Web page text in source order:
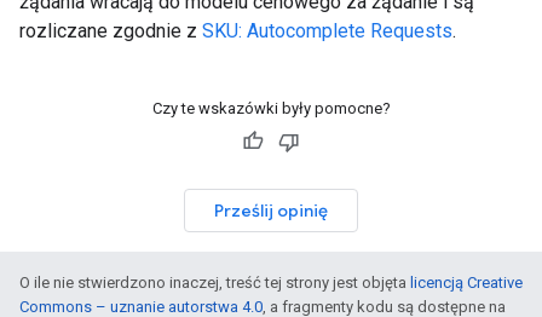
rozliczane zgodnie z SKU: Autocomplete Requests.
Czy te wskazówki były pomocne?
Prześlij opinię
O ile nie stwierdzono inaczej, treść tej strony jest objęta licencją Creative
Commons – uznanie autorstwa 4.0 , a fragmenty kodu są dostępne na